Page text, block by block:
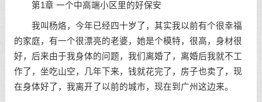
第1章 一个中高端小区里的好保安
我叫杨烙，今年已经四十岁了，其实我以前有个很幸福
的家庭，有一个很漂亮的老婆，她是个模特，很高，身材很
好，后来由于我身体的问题，我们离婚了，离婚后我就不工
作了，坐吃山空，几年下来，钱就花完了，房子也卖了，现
在身体好了，我离开了以前的城市，现在到广州这边来。